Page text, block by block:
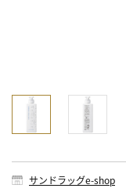
サンドラッグe-shop